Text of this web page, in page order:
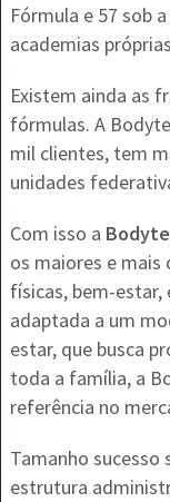
Fórmula e 57 sob
academias
Existem ainda as
fórmulas. A
mil clientes, tem
unidades
Com isso a
os maiores e
físicas, bem-
adaptada a um
estar, que busca
toda a família, a
referência no
Tamanho sucesso
estrutura